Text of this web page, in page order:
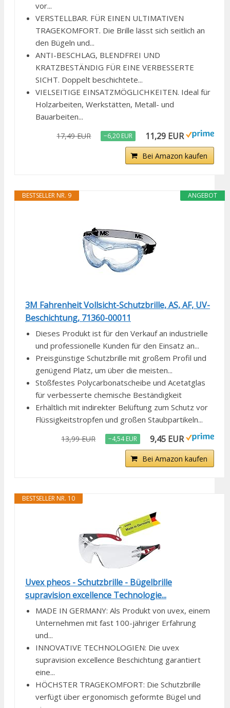
vor...
VERSTELLBAR. FÜR EINEN ULTIMATIVEN
TRAGEKOMFORT. Die Brille lässt sich seitlich an
den Bügeln und...
ANTI-BESCHLAG, BLENDFREI UND
KRATZBESTÄNDIG FÜR EINE VERBESSERTE
SICHT. Doppelt beschichtete...
VIELSEITIGE EINSATZMÖGLICHKEITEN. Ideal für
Holzarbeiten, Werkstätten, Metall- und
Bauarbeiten...
17,49 EUR −6,20 EUR 11,29 EUR
Bei Amazon kaufen
ANGEBOT
BESTSELLER NR. 9
3M Fahrenheit Vollsicht-Schutzbrille, AS, AF, UV-
Beschichtung, 71360-00011
Dieses Produkt ist für den Verkauf an industrielle
und professionelle Kunden für den Einsatz an...
Preisgünstige Schutzbrille mit großem Profil und
genügend Platz, um über die meisten...
Stoßfestes Polycarbonatscheibe und Acetatglas
für verbesserte chemische Beständigkeit
Erhältlich mit indirekter Belüftung zum Schutz vor
Flüssigkeitstropfen und großen Staubpartikeln...
13,99 EUR −4,54 EUR 9,45 EUR
Bei Amazon kaufen
BESTSELLER NR. 10
Uvex pheos - Schutzbrille - Bügelbrille
supravision excellence Technologie...
MADE IN GERMANY: Als Produkt von uvex, einem
Unternehmen mit fast 100-jähriger Erfahrung
und...
INNOVATIVE TECHNOLOGIEN: Die uvex
supravision excellence Beschichtung garantiert
eine...
HÖCHSTER TRAGEKOMFORT: Die Schutzbrille
verfügt über ergonomisch geformte Bügel und